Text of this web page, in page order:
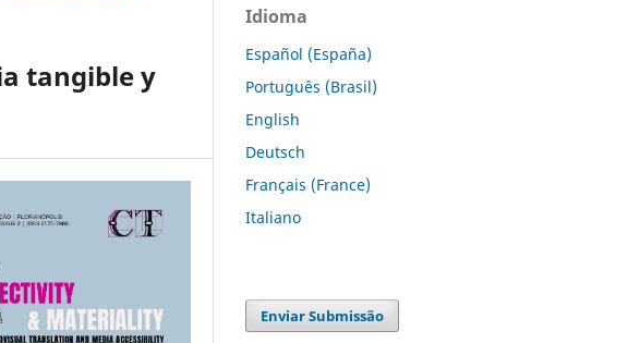
tangible y
Idioma
Español (España)
Português (Brasil)
English
Deutsch
Français (France)
Italiano
Enviar Submissão